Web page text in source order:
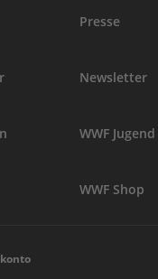
Presse
Newsletter
WWF Jugend
WWF Shop